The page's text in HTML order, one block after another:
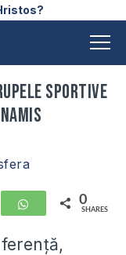
sportive
WhatsApp
0
SHARES